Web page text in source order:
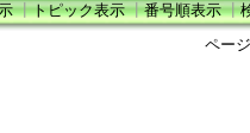
┃トピック表示┃番号順表示┃
ページ